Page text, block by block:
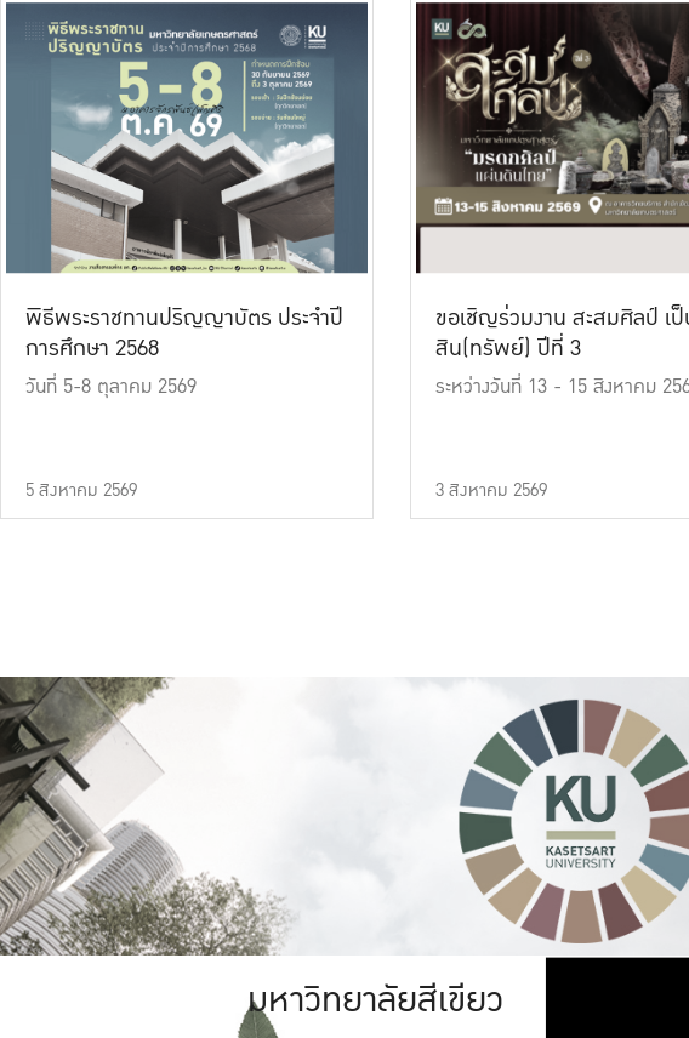
พิธีพระราชทานปริญญาบัตร ประจำปี
การศึกษา 2568
วันที่ 5-8 ตุลาคม 2569
5 สิงหาคม 2569
ขอเชิญร่วมงาน สะสมศิลป์ เ
สิน(ทรัพย์) ปีที่ 3
ระหว่างวันที่ 13 - 15 สิงหาคม
3 สิงหาคม 2569
มหาวิทยาลัยสีเขียว